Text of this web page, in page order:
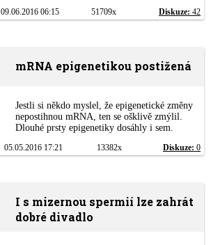
09.06.2016 06:15 51709x Diskuze: 42
mRNA epigenetikou postižená
Jestli si někdo myslel, že epigenetické změny
nepostihnou mRNA, ten se ošklivě zmýlil.
Dlouhé prsty epigenetiky dosáhly i sem.
05.05.2016 17:21 13382x Diskuze: 0
I s mizernou spermií lze zahrát
dobré divadlo